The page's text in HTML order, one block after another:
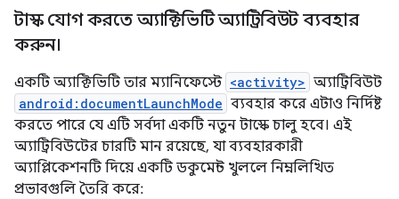
টাস্ক যোগ করতে অ্যাক্টিভিটি অ্যাট্রিবিউট ব্যবহার
করুন।
একটি অ্যাক্টিভিটি তার ম্যানিফেস্টে <activity> অ্যাট্রিবিউট
android:documentLaunchMode ব্যবহার করে এটাও নির্দিষ্ট
করতে পারে যে এটি সর্বদা একটি নতুন টাস্কে চালু হবে। এই
অ্যাট্রিবিউটের চারটি মান রয়েছে, যা ব্যবহারকারী
অ্যাপ্লিকেশনটি দিয়ে একটি ডকুমেন্ট খুললে নিম্নলিখিত
প্রভাবগুলি তৈরি করে: